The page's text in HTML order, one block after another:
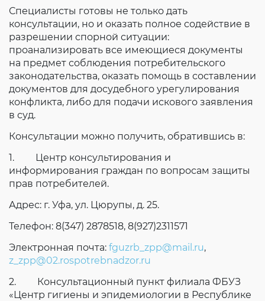
Специалисты готовы не только дать
консультации, но и оказать полное содействие в
разрешении спорной ситуации:
проанализировать все имеющиеся документы
на предмет соблюдения потребительского
законодательства, оказать помощь в составлении
документов для досудебного урегулирования
конфликта, либо для подачи искового заявления
в суд.
Консультации можно получить, обратившись в:
1. Центр консультирования и
информирования граждан по вопросам защиты
прав потребителей.
Адрес: г. Уфа, ул. Цюрупы, д. 25.
Телефон: 8(347) 2878518, 8(927)2311571
Электронная почта: fguzrb_zpp@mail.ru,
z_zpp@02.rospotrebnadzor.ru
2. Консультационный пункт филиала ФБУЗ
«Центр гигиены и эпидемиологии в Республике